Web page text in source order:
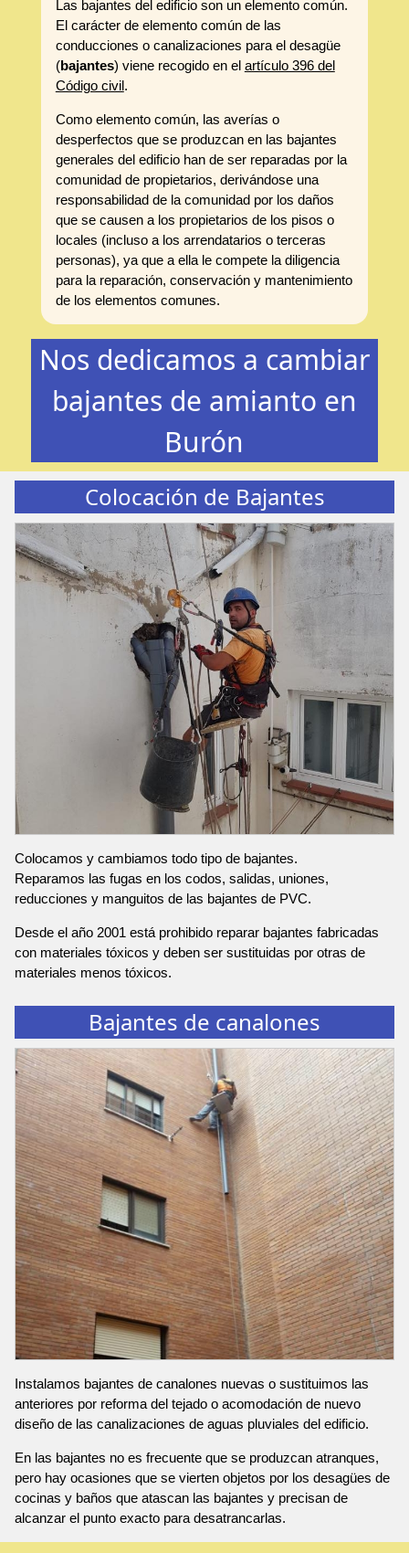
Las bajantes del edificio son un elemento común.
El carácter de elemento común de las
conducciones o canalizaciones para el desagüe
(bajantes) viene recogido en el artículo 396 del
Código civil.
Como elemento común, las averías o
desperfectos que se produzcan en las bajantes
generales del edificio han de ser reparadas por la
comunidad de propietarios, derivándose una
responsabilidad de la comunidad por los daños
que se causen a los propietarios de los pisos o
locales (incluso a los arrendatarios o terceras
personas), ya que a ella le compete la diligencia
para la reparación, conservación y mantenimiento
de los elementos comunes.
Nos dedicamos a cambiar
bajantes de amianto en
Burón
Colocación de Bajantes
Colocamos y cambiamos todo tipo de bajantes.
Reparamos las fugas en los codos, salidas, uniones,
reducciones y manguitos de las bajantes de PVC.
Desde el año 2001 está prohibido reparar bajantes fabricadas
con materiales tóxicos y deben ser sustituidas por otras de
materiales menos tóxicos.
Bajantes de canalones
Instalamos bajantes de canalones nuevas o sustituimos las
anteriores por reforma del tejado o acomodación de nuevo
diseño de las canalizaciones de aguas pluviales del edificio.
En las bajantes no es frecuente que se produzcan atranques,
pero hay ocasiones que se vierten objetos por los desagües de
cocinas y baños que atascan las bajantes y precisan de
alcanzar el punto exacto para desatrancarlas.